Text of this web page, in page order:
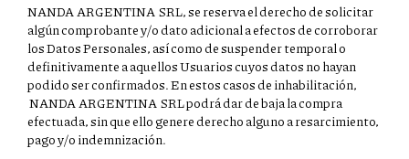
NANDA ARGENTINA SRL, se reserva el derecho de solicitar
algún comprobante y/o dato adicional a efectos de corroborar
los Datos Personales, así como de suspender temporal o
definitivamente a aquellos Usuarios cuyos datos no hayan
podido ser confirmados. En estos casos de inhabilitación,
NANDA ARGENTINA SRL podrá dar de baja la compra
efectuada, sin que ello genere derecho alguno a resarcimiento,
pago y/o indemnización.